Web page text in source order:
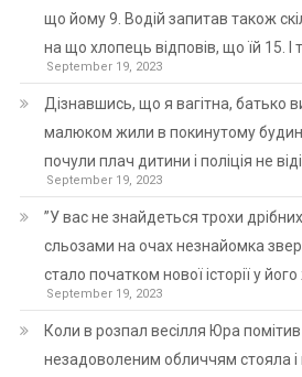
що йому 9. Водій запитав також
на що хлопець відповів, що їй 15. І
September 19, 2023
Дізнавшись, що я вагітна, батько
малюком жили в покинутому
почули плач дитини і поліція не
September 19, 2023
”У вас не знайдеться трохи
сльозами на очах незнайомка
стало початком нової історії у його
September 19, 2023
Коли в розпал весілля Юра помітив
незадоволеним обличчям стояла і